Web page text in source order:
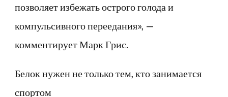
позволяет избежать острого голода и
компульсивного переедания», —
комментирует Марк Грис.
Белок нужен не только тем, кто занимается
спортом